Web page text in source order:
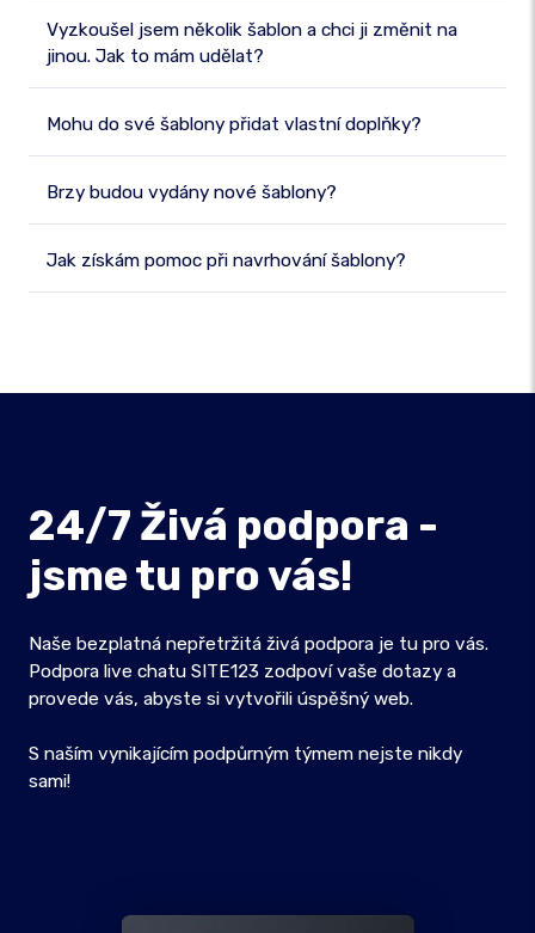
Vyzkoušel jsem několik šablon a chci ji změnit na
jinou. Jak to mám udělat?
Mohu do své šablony přidat vlastní doplňky?
Brzy budou vydány nové šablony?
Jak získám pomoc při navrhování šablony?
24/7 Živá podpora -
jsme tu pro vás!
Naše bezplatná nepřetržitá živá podpora je tu pro vás.
Podpora live chatu SITE123 zodpoví vaše dotazy a
provede vás, abyste si vytvořili úspěšný web.
S naším vynikajícím podpůrným týmem nejste nikdy
sami!